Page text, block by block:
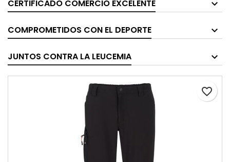
CERTIFICADO COMERCIO EXCELENTE
COMPROMETIDOS CON EL DEPORTE
JUNTOS CONTRA LA LEUCEMIA
favorite_border